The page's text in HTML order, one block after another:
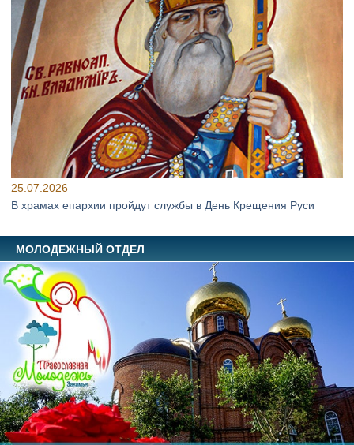
25.07.2026
В храмах епархии пройдут службы в День Крещения Руси
МОЛОДЕЖНЫЙ ОТДЕЛ